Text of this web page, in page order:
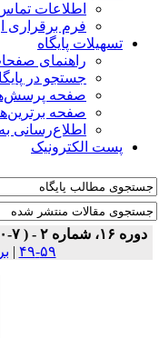
اطلاعات تماس
فرم برقراری
تسهیلات پایگاه
راهنمای صفحات
جستجو در پایگاه
صفحه
صفحه برترین‌های
اطلاع‌رسانی به
پست الکترونیک
دوره ۱۶، شماره ۲ - ( ۷-۱۴۰۰ )
۵۹-۴۹
|